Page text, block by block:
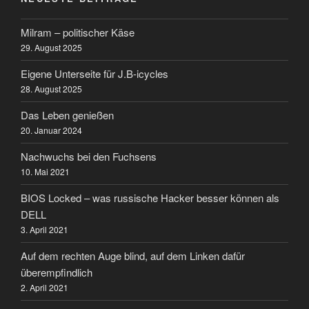
Milram – politischer Käse
29. August 2025
Eigene Unterseite für J.B-icycles
28. August 2025
Das Leben genießen
20. Januar 2024
Nachwuchs bei den Fuchsens
10. Mai 2021
BIOS Locked – was russische Hacker besser können als
DELL
3. April 2021
Auf dem rechten Auge blind, auf dem Linken dafür
überempfindlich
2. April 2021